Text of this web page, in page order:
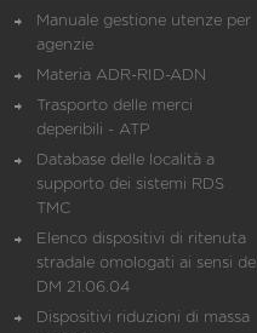
Manuale gestione utenze per
agenzie
Materia ADR-RID-ADN
Trasporto delle merci
deperibili - ATP
Database delle località a
supporto dei sistemi RDS
TMC
Elenco dispositivi di ritenuta
stradale omologati ai sensi del
DM 21.06.04
Dispositivi riduzioni di massa